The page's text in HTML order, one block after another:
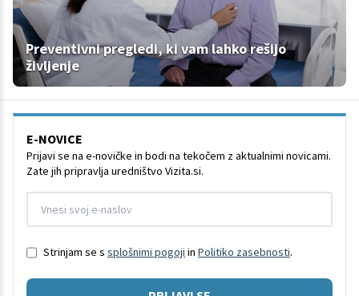
Preventivni pregledi, ki vam lahko rešijo
življenje
E-NOVICE
Prijavi se na e-novičke in bodi na tekočem z aktualnimi novicami.
Zate jih pripravlja uredništvo Vizita.si.
Strinjam se s splošnimi pogoji in Politiko zasebnosti.